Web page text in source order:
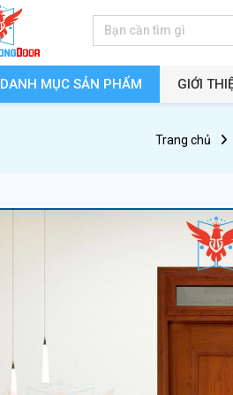
DANH MỤC SẢN PHẨM GIỚI
Trang chủ